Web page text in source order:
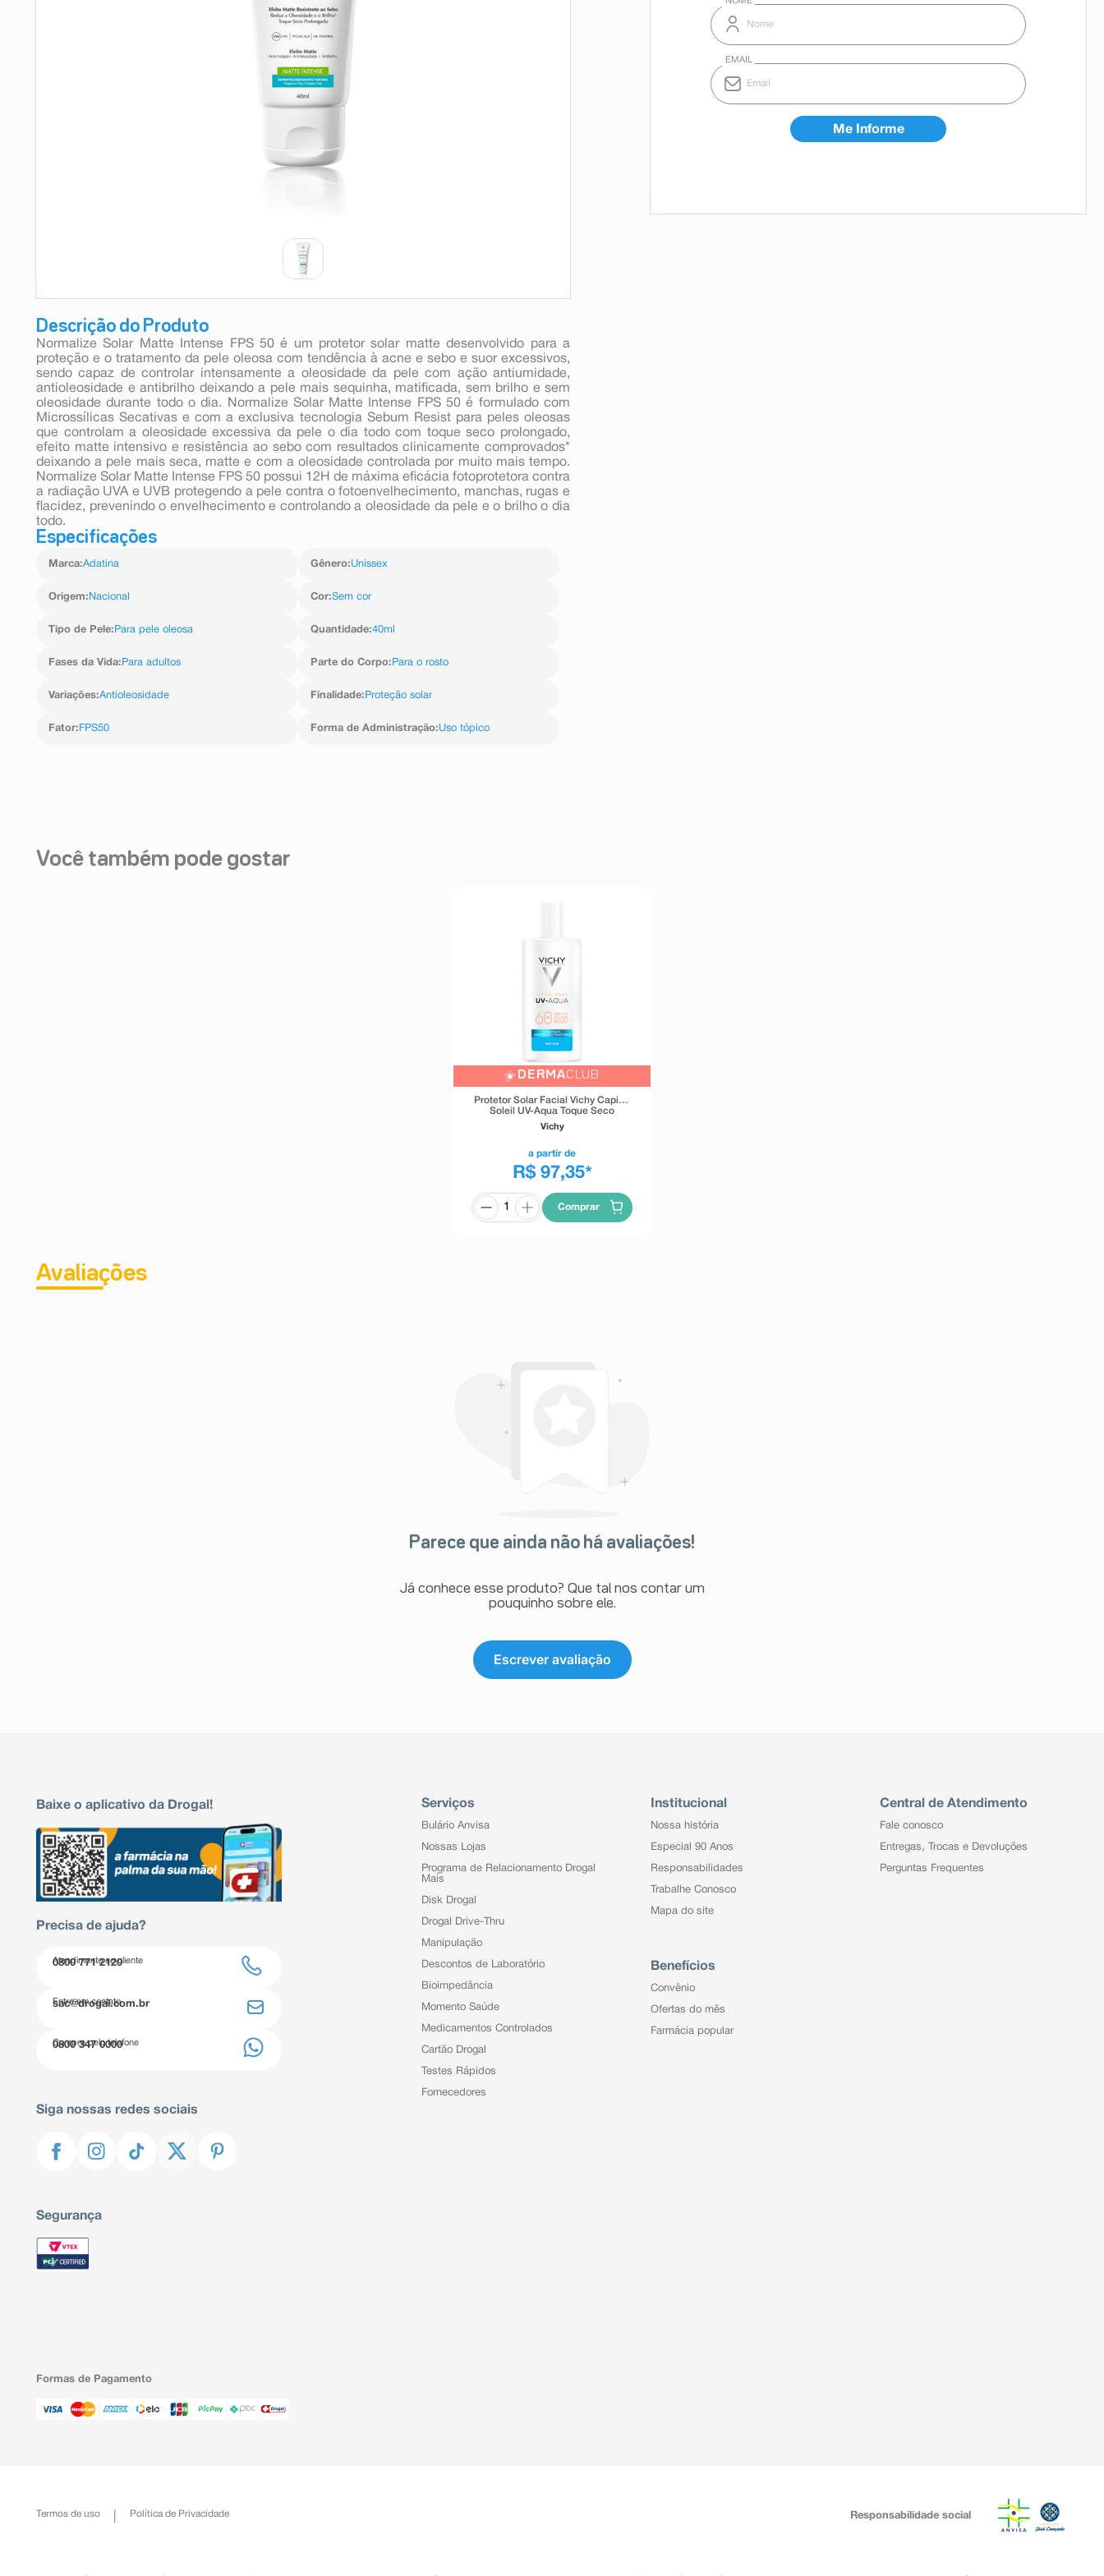
Descrição do Produto
Normalize Solar Matte Intense FPS 50 é um protetor solar matte desenvolvido para a
proteção e o tratamento da pele oleosa com tendência à acne e sebo e suor excessivos,
sendo capaz de controlar intensamente a oleosidade da pele com ação antiumidade,
antioleosidade e antibrilho deixando a pele mais sequinha, matificada, sem brilho e sem
oleosidade durante todo o dia. Normalize Solar Matte Intense FPS 50 é formulado com
Microssílicas Secativas e com a exclusiva tecnologia Sebum Resist para peles oleosas
que controlam a oleosidade excessiva da pele o dia todo com toque seco prolongado,
efeito matte intensivo e resistência ao sebo com resultados clinicamente comprovados*
deixando a pele mais seca, matte e com a oleosidade controlada por muito mais tempo.
Normalize Solar Matte Intense FPS 50 possui 12H de máxima eficácia fotoprotetora contra
a radiação UVA e UVB protegendo a pele contra o fotoenvelhecimento, manchas, rugas e
flacidez, prevenindo o envelhecimento e controlando a oleosidade da pele e o brilho o dia
todo.
Especificações
Marca:Adatina Gênero:Unissex
Origem: Nacional Cor:Sem cor
Tipo de Pele: Para pele oleosa Quantidade:40ml
Fases da Vida: Para adultos Parte do Corpo: Para o rosto
Variações:Antioleosidade Finalidade: Proteção solar
Fator: FPS50 Forma de Administração:Uso tópico
Você também pode gostar
DERMACLUB
Protetor Solar Facial Vichy Capital
Soleil UV-Aqua Toque Seco
FPS60 Sem Cor 40g
Vichy
a partir de
R$ 97,35*
Comprar
Avaliações
Parece que ainda não há avaliações!
Já conhece esse produto? Que tal nos contar um
pouquinho sobre ele.
Escrever avaliação
Baixe o aplicativo da Drogal!
Precisa de ajuda?
Atendimento ao cliente
0800 771 2120
Entre em contato
sac@drogal.com.br
Compre pelo telefone
0800 347 0000
Siga nossas redes sociais
Segurança
Serviços
Bulário Anvisa
Nossas Lojas
Programa de Relacionamento Drogal
Mais
Disk Drogal
Drogal Drive-Thru
Manipulação
Descontos de Laboratório
Bioimpedância
Momento Saúde
Medicamentos Controlados
Cartão Drogal
Testes Rápidos
Fornecedores
Institucional
Nossa história
Especial 90 Anos
Responsabilidades
Trabalhe Conosco
Mapa do site
Benefícios
Convênio
Ofertas do mês
Farmácia popular
Central de Atendimento
Fale conosco
Entregas, Trocas e Devoluções
Perguntas Frequentes
Formas de Pagamento
Termos de uso Política de Privacidade Responsabilidade social
absorvente
shampoo